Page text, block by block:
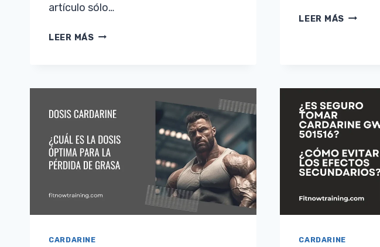
artículo sólo…
LEER MÁS VIDA
QUÉ
FRECUENCIA
DEBE
GW
LEER MÁS SR9009
CUÁL
ES
PÉRDIDA
GORDA
CARDARINE CARDARINE